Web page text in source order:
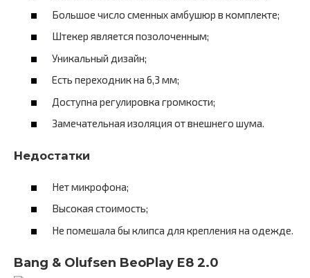
Большое число сменных амбушюр в комплекте;
Штекер является позолоченным;
Уникальный дизайн;
Есть переходник на 6,3 мм;
Доступна регулировка громкости;
Замечательная изоляция от внешнего шума.
Недостатки
Нет микрофона;
Высокая стоимость;
Не помешала бы клипса для крепления на одежде.
Bang & Olufsen BeoPlay E8 2.0